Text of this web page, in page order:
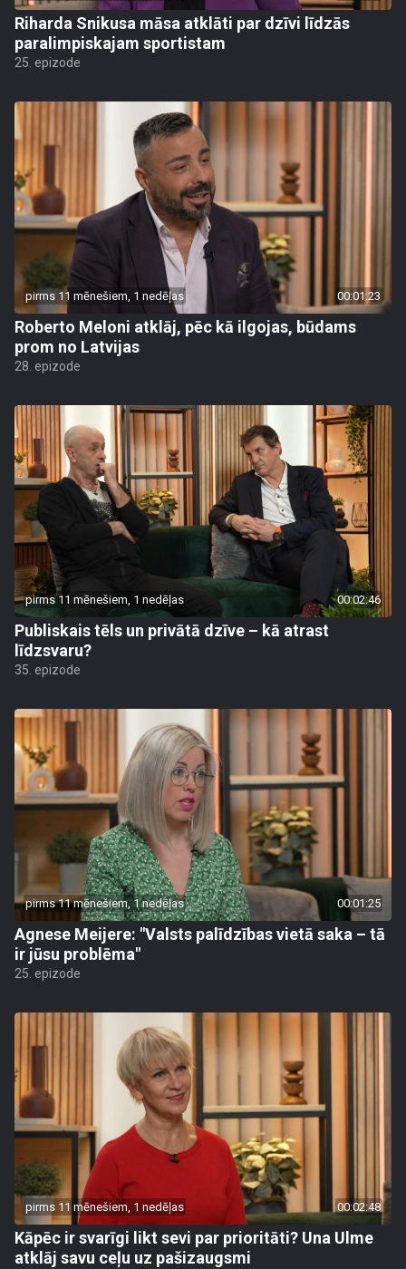
Riharda Snikusa māsa atklāti par dzīvi līdzās
paralimpiskajam sportistam
25. epizode
pirms 11 mēnešiem, 1 nedēļas 00:01:23
Roberto Meloni atklāj, pēc kā ilgojas, būdams
prom no Latvijas
28. epizode
pirms 11 mēnešiem, 1 nedēļas 00:02:46
Publiskais tēls un privātā dzīve – kā atrast
līdzsvaru?
35. epizode
pirms 11 mēnešiem, 1 nedēļas 00:01:25
Agnese Meijere: "Valsts palīdzības vietā saka – tā
ir jūsu problēma"
25. epizode
pirms 11 mēnešiem, 1 nedēļas 00:02:48
Kāpēc ir svarīgi likt sevi par prioritāti? Una Ulme
atklāj savu ceļu uz pašizaugsmi